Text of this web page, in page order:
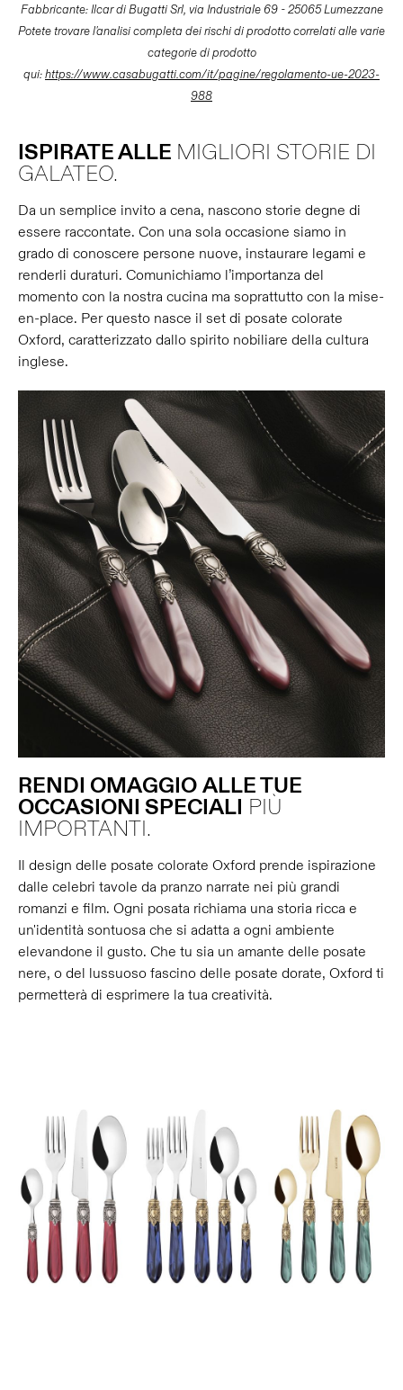
Fabbricante: Ilcar di Bugatti Srl, via Industriale 69 - 25065 Lumezzane
Potete trovare l'analisi completa dei rischi di prodotto correlati alle varie
categorie di prodotto
qui:https://www.casabugatti.com/it/pagine/regolamento-ue-2023-
988
ISPIRATE ALLE MIGLIORI STORIE DI
GALATEO.
Da un semplice invito a cena, nascono storie degne di
essere raccontate. Con una sola occasione siamo in
grado di conoscere persone nuove, instaurare legami e
renderli duraturi. Comunichiamo l’importanza del
momento con la nostra cucina ma soprattutto con la mise-
en-place. Per questo nasce il set di posate colorate
Oxford, caratterizzato dallo spirito nobiliare della cultura
inglese.
RENDI OMAGGIO ALLE TUE
OCCASIONI SPECIALI PIÙ
IMPORTANTI.
Il design delle posate colorate Oxford prende ispirazione
dalle celebri tavole da pranzo narrate nei più grandi
romanzi e film. Ogni posata richiama una storia ricca e
un'identità sontuosa che si adatta a ogni ambiente
elevandone il gusto. Che tu sia un amante delle posate
nere, o del lussuoso fascino delle posate dorate, Oxford ti
permetterà di esprimere la tua creatività.